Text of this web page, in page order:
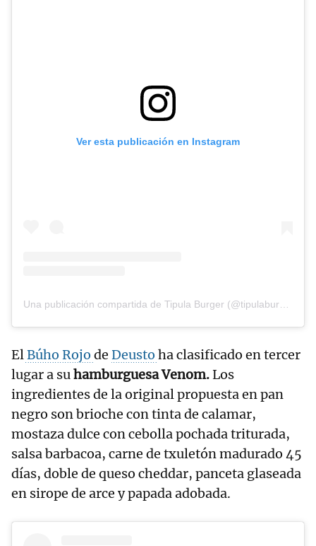
Ver esta publicación en Instagram
ElBúho Rojo de Deusto ha clasificado en tercer
lugar a suhamburguesa Venom.Los
ingredientes de la original propuesta en pan
negro son brioche con tinta de calamar,
mostaza dulce con cebolla pochada triturada,
salsa barbacoa, carne de txuletón madurado 45
días, doble de queso cheddar, panceta glaseada
en sirope de arce y papada adobada.